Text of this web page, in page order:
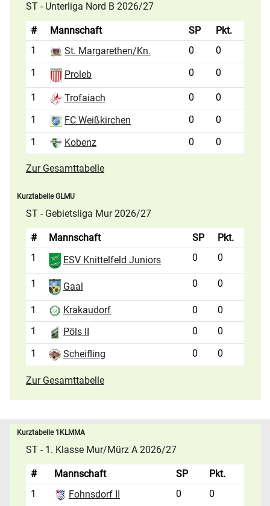
ST - Unterliga Nord B 2026/27
# Mannschaft SP
Pkt.
1
St. Margarethen/Kn. 0
0
1
Proleb 0 0
1 Trofaiach 0
0
1
FC Weißkirchen 0
0
1
Kobenz 0 0
Zur Gesamttabelle
Kurztabelle GLMU
ST - Gebietsliga Mur 2026/27
# Mannschaft SP
Pkt.
1
ESV Knittelfeld Juniors 0 0
1 Gaal 0 0
1 Krakaudorf 0
0
1
Pöls II 0
0
1
Scheifling 0 0
Zur Gesamttabelle
Kurztabelle 1KLMMA
ST - 1. Klasse Mur/Mürz A 2026/27
# Mannschaft SP
Pkt.
1
Fohnsdorf II 0
0